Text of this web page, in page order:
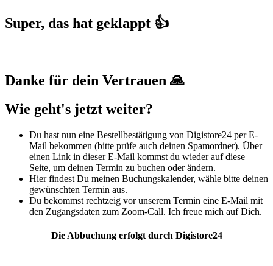
Super, das hat geklappt 👍
Danke für dein Vertrauen 🙏
Wie geht's jetzt weiter?
Du hast nun eine Bestellbestätigung von Digistore24 per E-
Mail bekommen (bitte prüfe auch deinen Spamordner). Über
einen Link in dieser E-Mail kommst du wieder auf diese
Seite, um deinen Termin zu buchen oder ändern.
Hier findest Du meinen Buchungskalender, wähle bitte deinen
gewünschten Termin aus.
Du bekommst rechtzeig vor unserem Termin eine E-Mail mit
den Zugangsdaten zum Zoom-Call. Ich freue mich auf Dich.
Die Abbuchung erfolgt durch Digistore24